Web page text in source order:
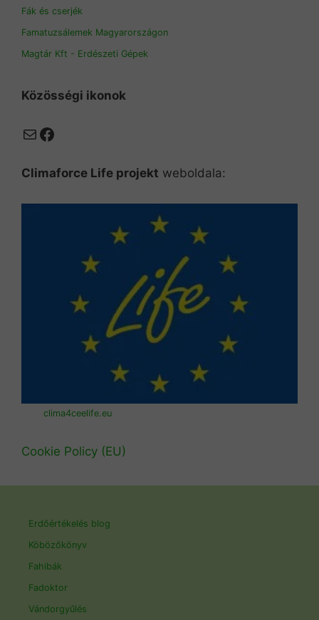
Fák és cserjék
Famatuzsálemek Magyarországon
Magtár Kft - Erdészeti Gépek
Közösségi ikonok
MailFacebook
Climaforce Life projekt weboldala:
clima4ceelife.eu
Cookie Policy (EU)
Erdőértékelés blog
Köbözőkönyv
Fahibák
Fadoktor
Vándorgyűlés